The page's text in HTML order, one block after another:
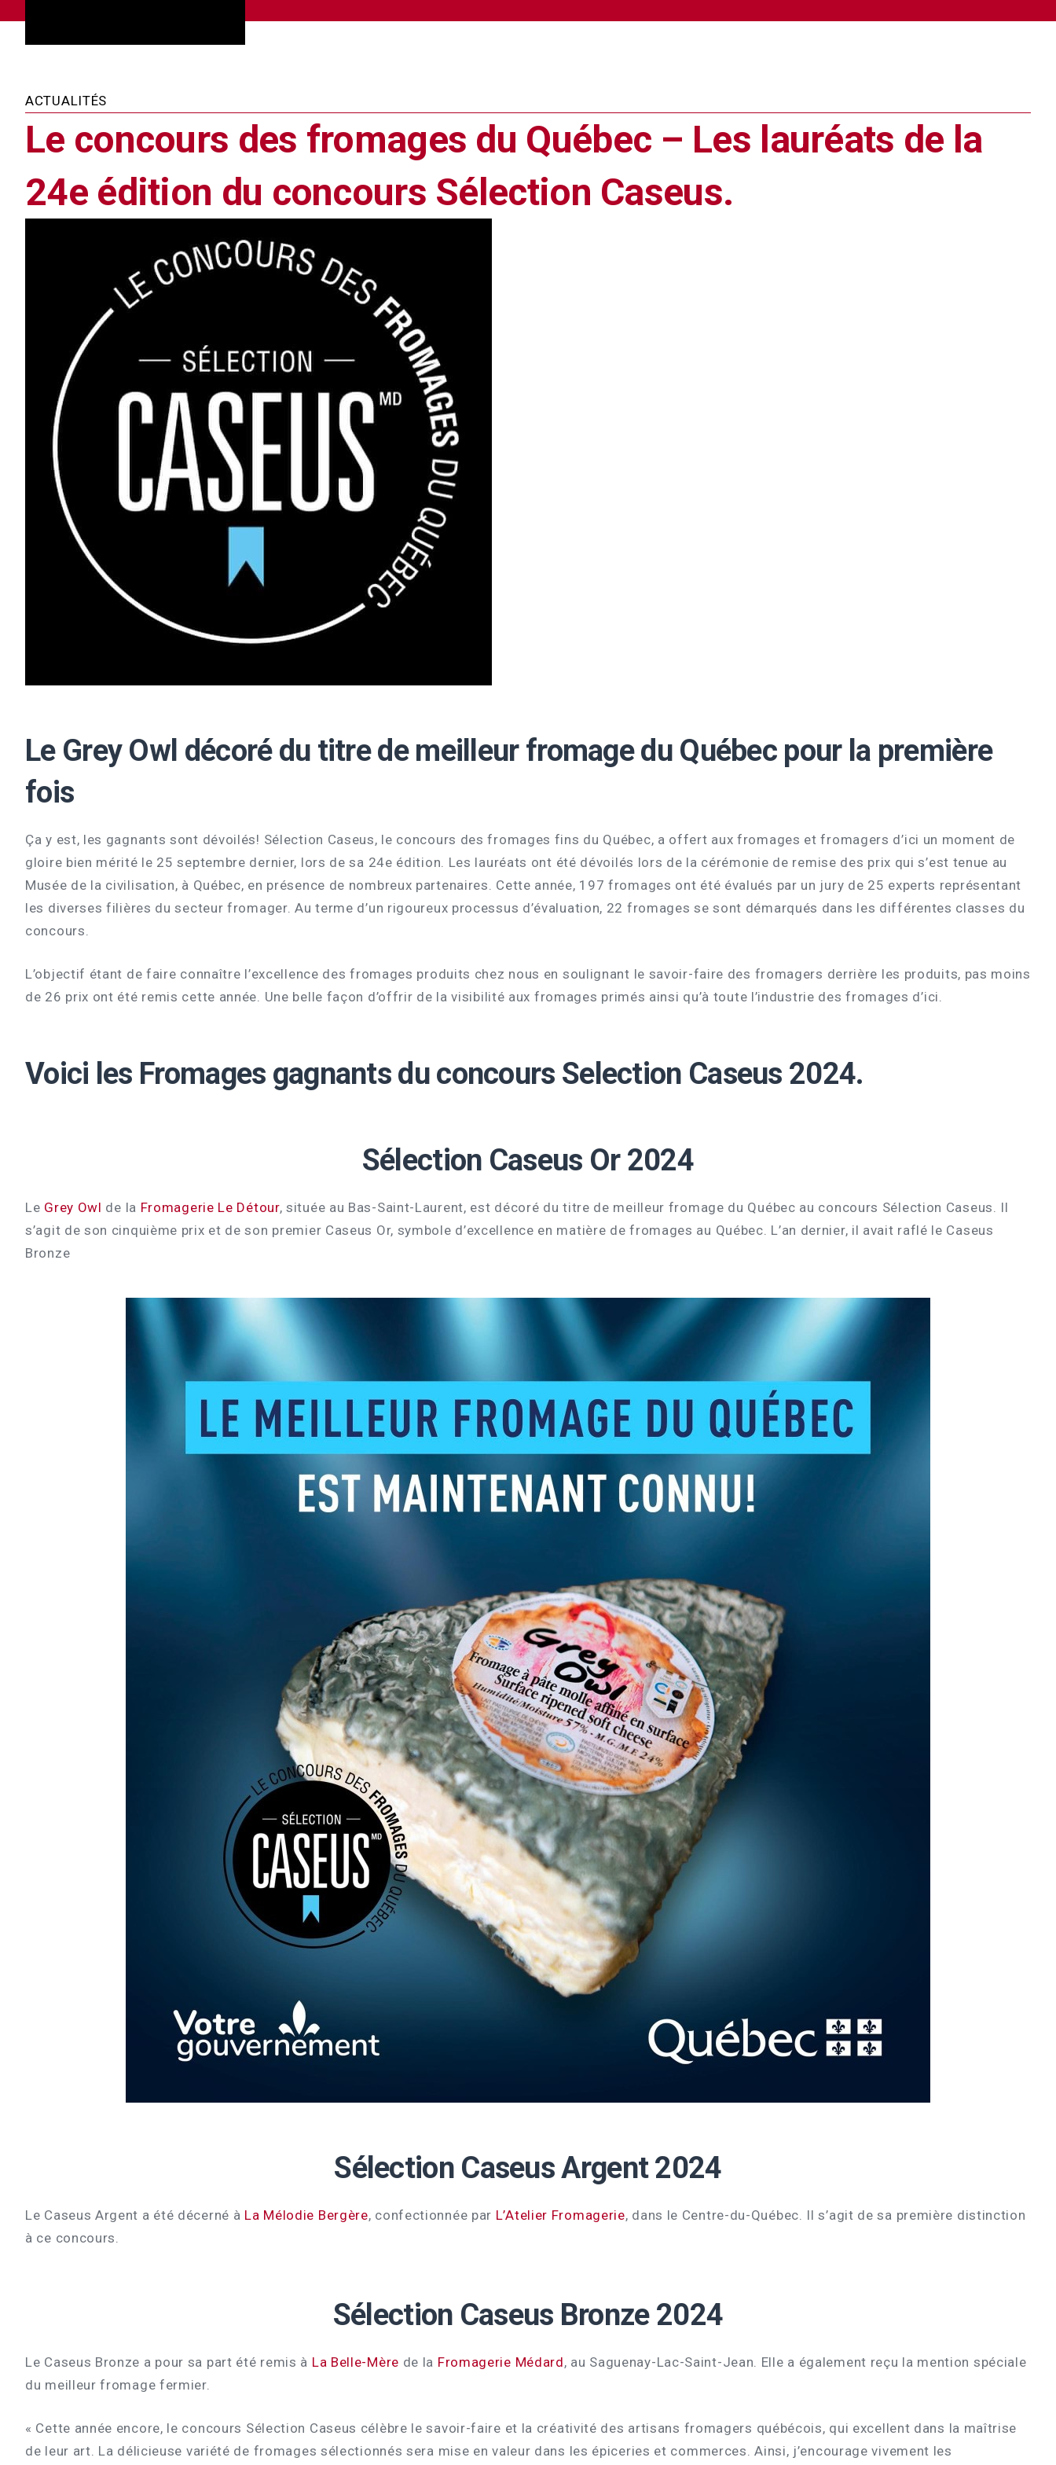
ACTUALITÉS
Le concours des fromages du Québec – Les lauréats de la
24e édition du concours Sélection Caseus.
Le Grey Owl décoré du titre de meilleur fromage du Québec pour la première
fois
Ça y est, les gagnants sont dévoilés! Sélection Caseus, le concours des fromages fins du Québec, a offert aux fromages et fromagers d’ici un moment de
gloire bien mérité le 25 septembre dernier, lors de sa 24e édition. Les lauréats ont été dévoilés lors de la cérémonie de remise des prix qui s’est tenue au
Musée de la civilisation, à Québec, en présence de nombreux partenaires. Cette année, 197 fromages ont été évalués par un jury de 25 experts représentant
les diverses filières du secteur fromager. Au terme d’un rigoureux processus d’évaluation, 22 fromages se sont démarqués dans les différentes classes du
concours.
L’objectif étant de faire connaître l’excellence des fromages produits chez nous en soulignant le savoir-faire des fromagers derrière les produits, pas moins
de 26 prix ont été remis cette année. Une belle façon d’offrir de la visibilité aux fromages primés ainsi qu’à toute l’industrie des fromages d’ici.
Voici les Fromages gagnants du concours Selection Caseus 2024.
Sélection Caseus Or 2024
Le Grey Owl de la Fromagerie Le Détour, située au Bas-Saint-Laurent, est décoré du titre de meilleur fromage du Québec au concours Sélection Caseus. Il
s’agit de son cinquième prix et de son premier Caseus Or, symbole d’excellence en matière de fromages au Québec. L’an dernier, il avait raflé le Caseus
Bronze
Sélection Caseus Argent 2024
Le Caseus Argent a été décerné à La Mélodie Bergère, confectionnée par L’Atelier Fromagerie, dans le Centre-du-Québec. Il s’agit de sa première distinction
à ce concours.
Sélection Caseus Bronze 2024
Le Caseus Bronze a pour sa part été remis à La Belle-Mère de la Fromagerie Médard, au Saguenay-Lac-Saint-Jean. Elle a également reçu la mention spéciale
du meilleur fromage fermier.
« Cette année encore, le concours Sélection Caseus célèbre le savoir-faire et la créativité des artisans fromagers québécois, qui excellent dans la maîtrise
de leur art. La délicieuse variété de fromages sélectionnés sera mise en valeur dans les épiceries et commerces. Ainsi, j’encourage vivement les